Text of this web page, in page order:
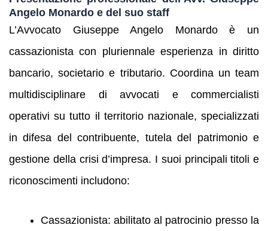
Angelo Monardo e del suo staff
L’Avvocato Giuseppe Angelo Monardo è un
cassazionista con pluriennale esperienza in diritto
bancario, societario e tributario. Coordina un team
multidisciplinare di avvocati e commercialisti
operativi su tutto il territorio nazionale, specializzati
in difesa del contribuente, tutela del patrimonio e
gestione della crisi d’impresa. I suoi principali titoli e
riconoscimenti includono:
Cassazionista: abilitato al patrocinio presso la